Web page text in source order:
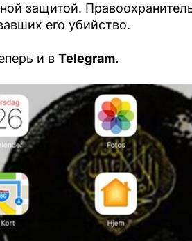
защитой.
его убийство.
и в Telegram.